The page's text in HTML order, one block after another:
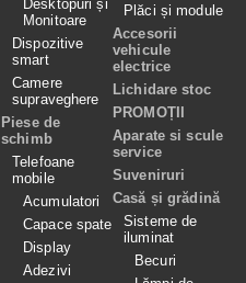
Desktopuri și
Monitoare
Dispozitive
smart
Camere
supraveghere
Piese de
schimb
Telefoane
mobile
Acumulatori
Capace spate
Display
Adezivi
Plăci și module
Accesorii
vehicule
electrice
Lichidare stoc
PROMOȚII
Aparate si scule
service
Suveniruri
Casă și grădină
Sisteme de
iluminat
Becuri